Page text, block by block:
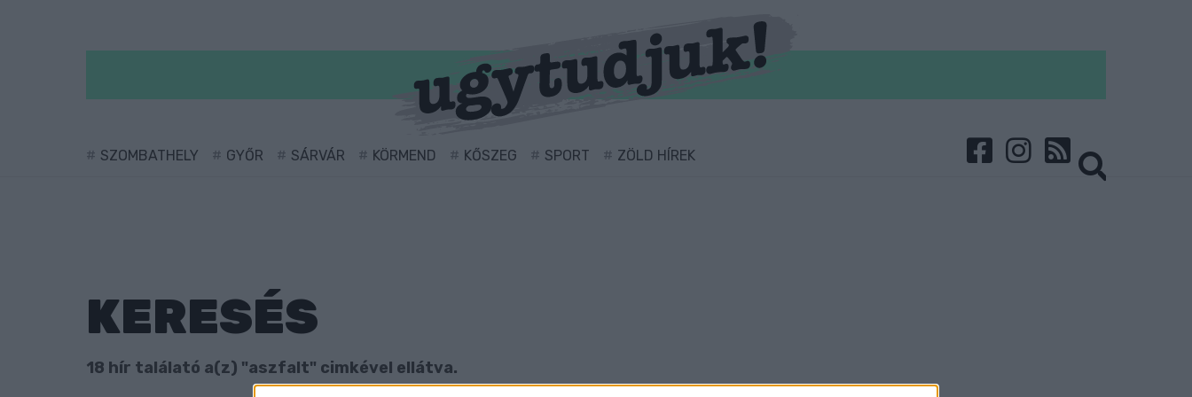
SZOMBATHELY GYŐR SÁRVÁR KÖRMEND KŐSZEG SPORT ZÖLD HÍREK
KERESÉS
18 hír találató a(z) "aszfalt" cimkével ellátva.